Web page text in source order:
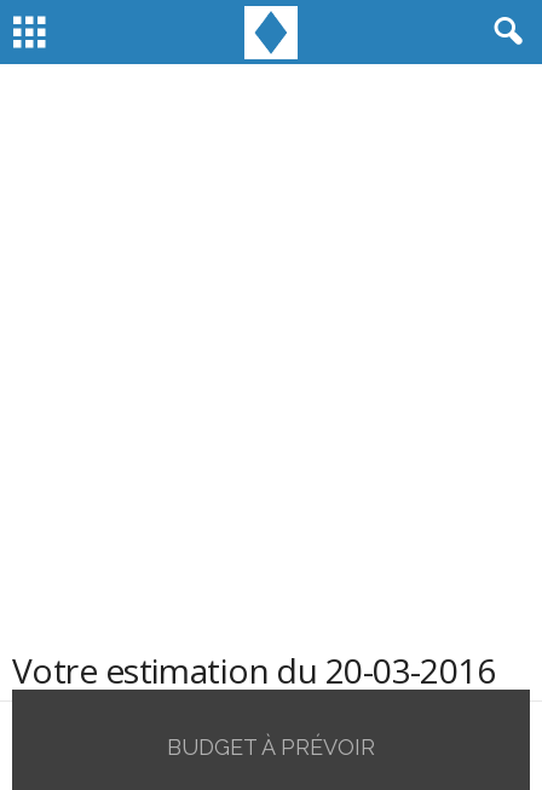
Votre estimation du 20-03-2016
BUDGET À PRÉVOIR